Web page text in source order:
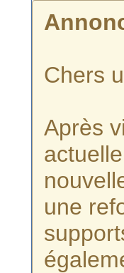
Chers
Après
une